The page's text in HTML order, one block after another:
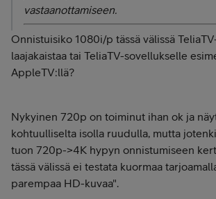
vastaanottamiseen.
Onnistuisiko 1080i/p tässä välissä
laajakaistaa tai TeliaTV-sovellukselle
AppleTV:llä?
Nykyinen 720p on toiminut ihan ok ja
kohtuulliselta isolla ruudulla, mutta
tuon 720p->4K hypyn onnistumiseen
tässä välissä ei testata kuormaa
parempaa HD-kuvaa".